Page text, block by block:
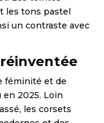
les tons pastel
un contraste avec
féminité et de
2025. Loin
les corsets